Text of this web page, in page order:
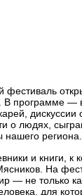
фестиваль
программе —
о людях,
нашего региона.
и книги, к
На
— не только
для